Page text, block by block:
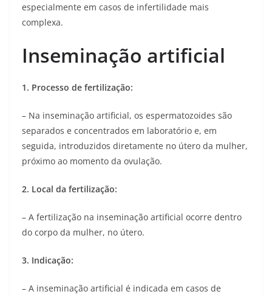
especialmente em casos de infertilidade mais
complexa.
Inseminação artificial
1. Processo de fertilização:
– Na inseminação artificial, os espermatozoides são
separados e concentrados em laboratório e, em
seguida, introduzidos diretamente no útero da mulher,
próximo ao momento da ovulação.
2. Local da fertilização:
– A fertilização na inseminação artificial ocorre dentro
do corpo da mulher, no útero.
3. Indicação:
– A inseminação artificial é indicada em casos de